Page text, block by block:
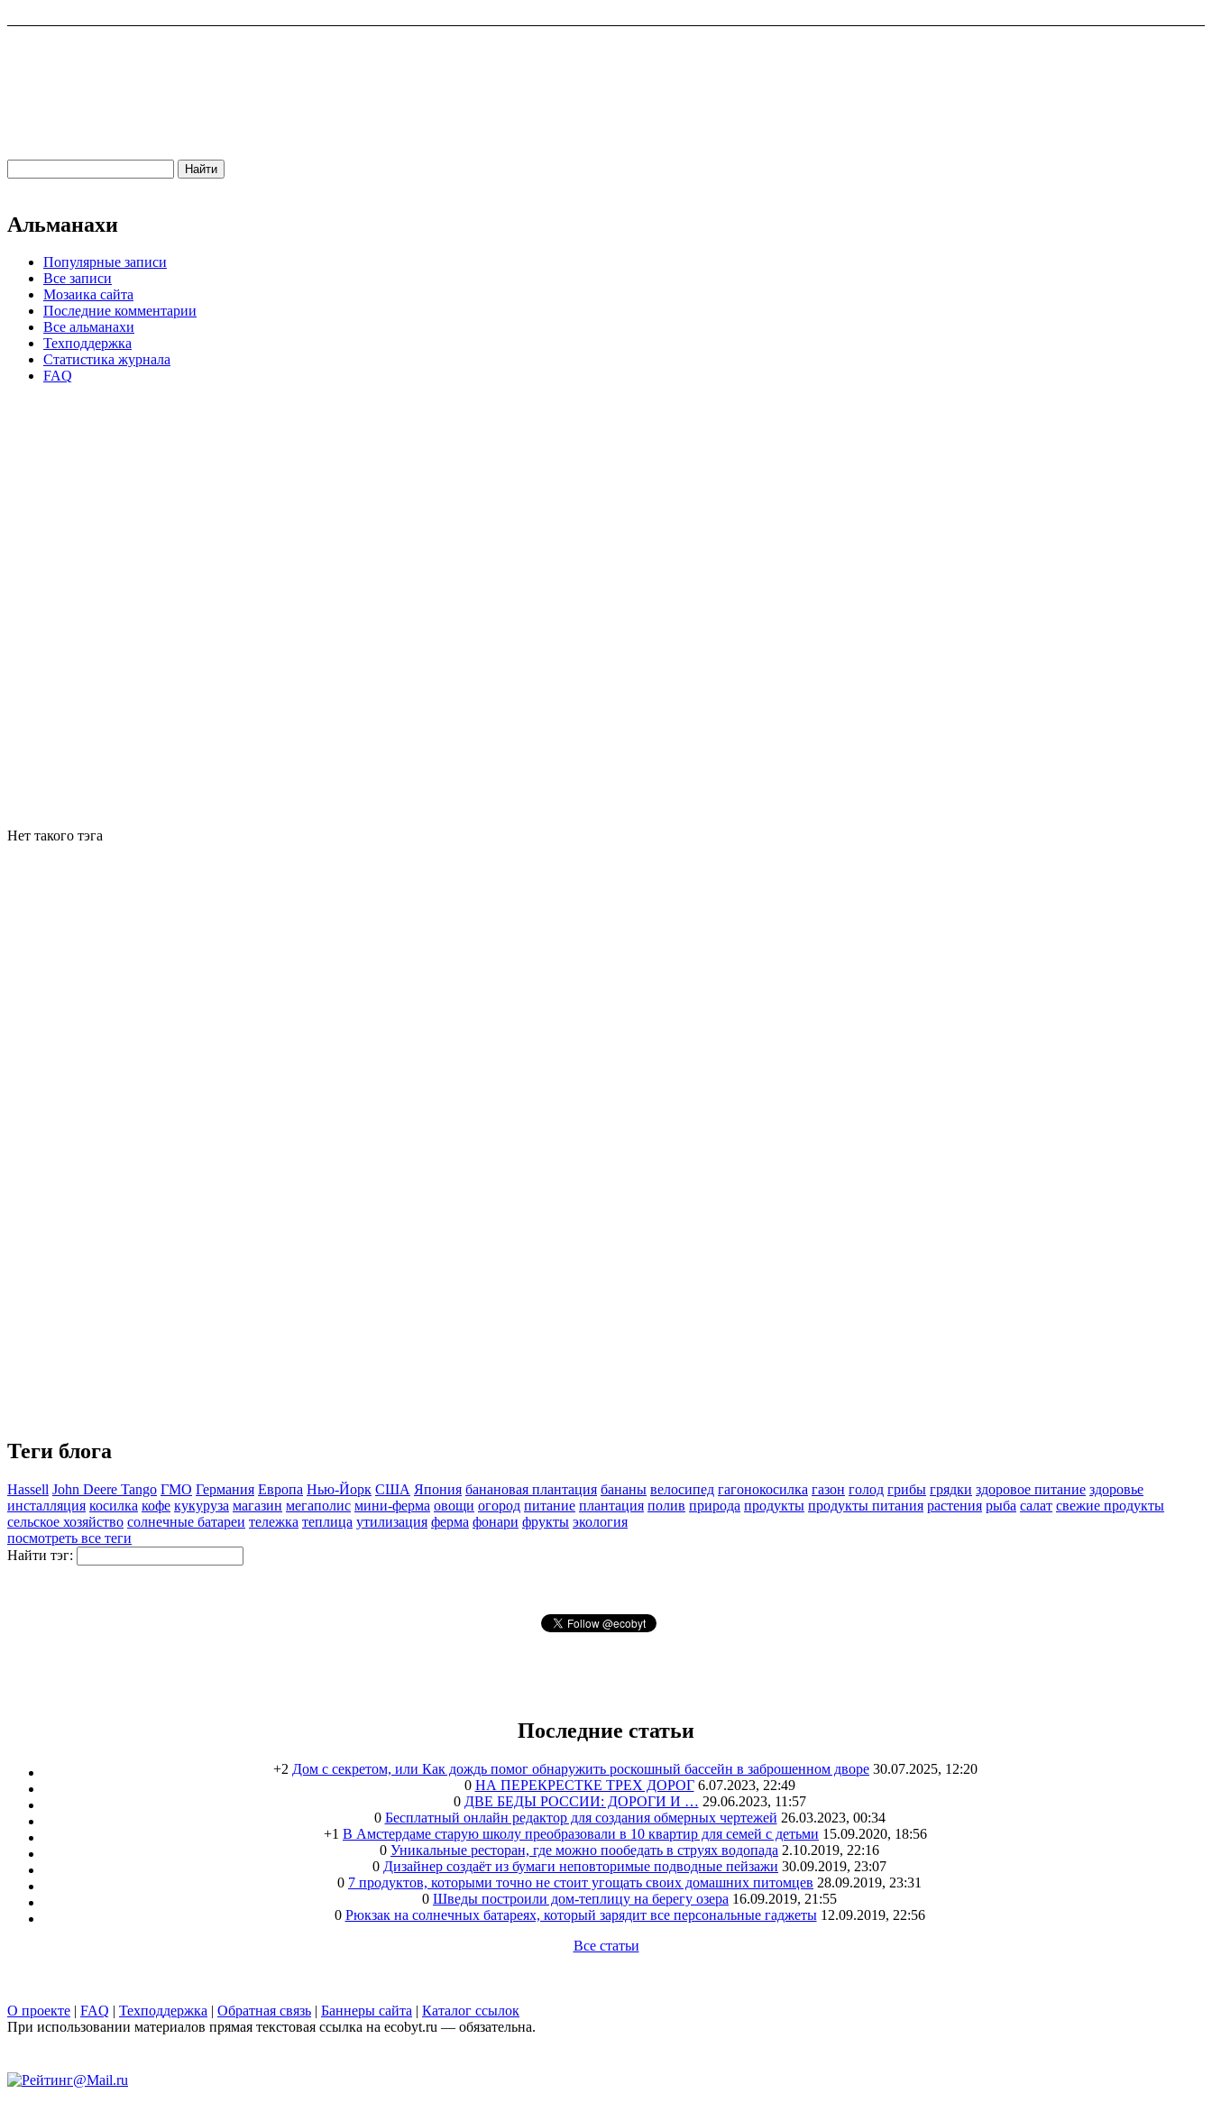
Альманахи
Популярные записи
Все записи
Мозаика сайта
Последние комментарии
Все альманахи
Техподдержка
Статистика журнала
FAQ
Нет такого тэга
Теги блога
Hassell John Deere Tango ГМО Германия Европа Нью-Йорк США Япония банановая плантация бананы велосипед гагонокосилка газон голод грибы грядки здоровое питание здоровье
инсталляция косилка кофе кукуруза магазин мегаполис мини-ферма овощи огород питание плантация полив природа продукты продукты питания растения рыба салат свежие продукты
сельское хозяйство солнечные батареи тележка теплица утилизация ферма фонари фрукты экология
посмотреть все теги
Найти тэг:
Последние статьи
+2 Дом с секретом, или Как дождь помог обнаружить роскошный бассейн в заброшенном дворе 30.07.2025, 12:20
0 НА ПЕРЕКРЕСТКЕ ТРЕХ ДОРОГ 6.07.2023, 22:49
0 ДВЕ БЕДЫ РОССИИ: ДОРОГИ И … 29.06.2023, 11:57
0 Бесплатный онлайн редактор для создания обмерных чертежей 26.03.2023, 00:34
+1 В Амстердаме старую школу преобразовали в 10 квартир для семей с детьми 15.09.2020, 18:56
0 Уникальные ресторан, где можно пообедать в струях водопада 2.10.2019, 22:16
0 Дизайнер создаёт из бумаги неповторимые подводные пейзажи 30.09.2019, 23:07
0 7 продуктов, которыми точно не стоит угощать своих домашних питомцев 28.09.2019, 23:31
0 Шведы построили дом-теплицу на берегу озера 16.09.2019, 21:55
0 Рюкзак на солнечных батареях, который зарядит все персональные гаджеты 12.09.2019, 22:56
Все статьи
О проекте | FAQ | Техподдержка | Обратная связь | Баннеры сайта | Каталог ссылок
При использовании материалов прямая текстовая ссылка на ecobyt.ru — обязательна.